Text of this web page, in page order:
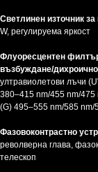
Светлинен източник
W, регулируема яркост
Флуоресцентен
възбуждане/
ултравиолетови лъчи
380–415 nm/455 nm/475
(G) 495–555 nm/585 nm/
Фазовоконтрастно
револверна глава,
телескоп